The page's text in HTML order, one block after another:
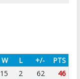
W L +/-
PTS
15 2 62
46